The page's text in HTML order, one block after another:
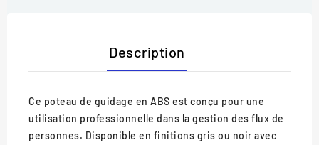
Description
Ce poteau de guidage en ABS est conçu pour une
utilisation professionnelle dans la gestion des flux de
personnes. Disponible en finitions gris ou noir avec